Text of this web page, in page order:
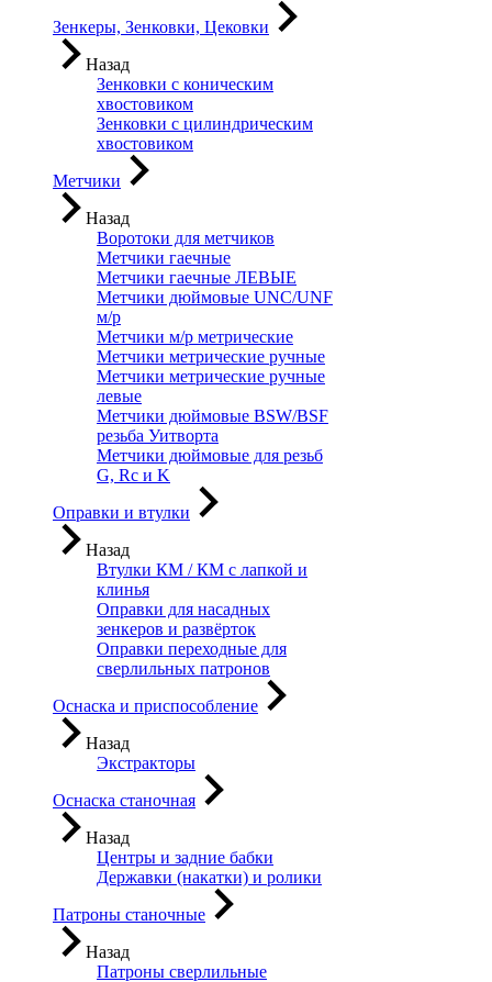
Зенкеры, Зенковки, Цековки
Назад
Зенковки с коническим
хвостовиком
Зенковки с цилиндрическим
хвостовиком
Метчики
Назад
Воротоки для метчиков
Метчики гаечные
Метчики гаечные ЛЕВЫЕ
Метчики дюймовые UNC/UNF
м/р
Метчики м/р метрические
Метчики метрические ручные
Метчики метрические ручные
левые
Метчики дюймовые BSW/BSF
резьба Уитворта
Метчики дюймовые для резьб
G, Rc и K
Оправки и втулки
Назад
Втулки КМ / КМ с лапкой и
клинья
Оправки для насадных
зенкеров и развёрток
Оправки переходные для
сверлильных патронов
Оснаска и приспособление
Назад
Экстракторы
Оснаска станочная
Назад
Центры и задние бабки
Державки (накатки) и ролики
Патроны станочные
Назад
Патроны сверлильные